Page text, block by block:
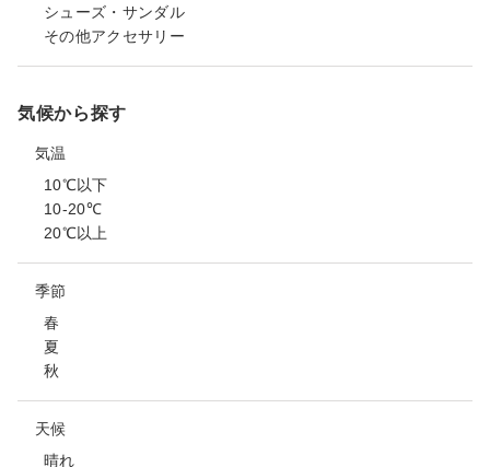
シューズ・サンダル
その他アクセサリー
気候から探す
気温
10℃以下
10-20℃
20℃以上
季節
春
夏
秋
天候
晴れ